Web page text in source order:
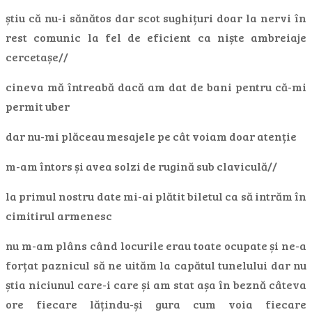
știu că nu-i sănătos dar scot sughițuri doar la nervi în
rest comunic la fel de eficient ca niște ambreiaje
cercetașe//
cineva mă întreabă dacă am dat de bani pentru că-mi
permit uber
dar nu-mi plăceau mesajele pe cât voiam doar atenție
m-am întors și avea solzi de rugină sub claviculă//
la primul nostru date mi-ai plătit biletul ca să intrăm în
cimitirul armenesc
nu m-am plâns când locurile erau toate ocupate și ne-a
forțat paznicul să ne uităm la capătul tunelului dar nu
știa niciunul care-i care și am stat așa în beznă câteva
ore fiecare lățindu-și gura cum voia fiecare